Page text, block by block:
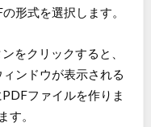
形式を選択します。
をクリックすると、
ンドウが表示される
ファイルを作りま
す。